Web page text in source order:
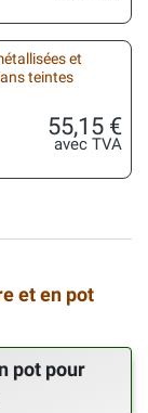
et
teintes
55,15 €
avec TVA
et en pot
pot pour